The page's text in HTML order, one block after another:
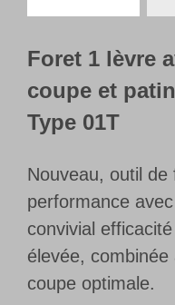
Foret 1 lèvre
coupe et
Type 01T
Nouveau, outil
performance
convivial
élevée,
coupe optimale.